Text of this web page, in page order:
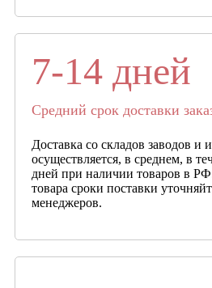
7-14 дней
Средний срок доставки
Доставка со складов заводов и
осуществляется, в среднем, в
дней при наличии товаров в
товара сроки поставки
менеджеров.